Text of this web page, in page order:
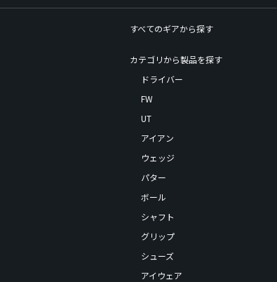
すべてのギアから探す
カテゴリから製品を探す
ドライバー
FW
UT
アイアン
ウェッジ
パター
ボール
シャフト
グリップ
シューズ
アイウェア